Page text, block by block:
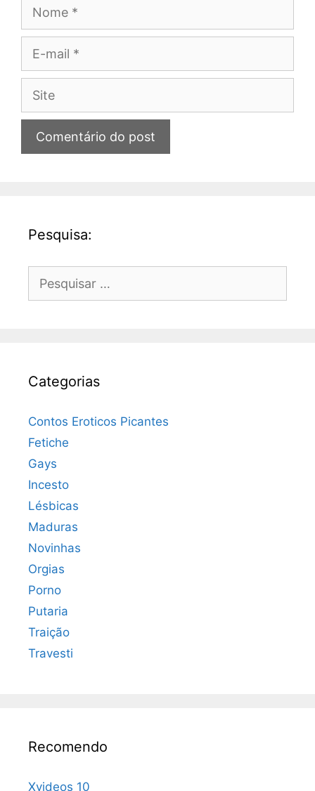
Site
Pesquisa:
por:
Categorias
Contos Eroticos Picantes
Fetiche
Gays
Incesto
Lésbicas
Maduras
Novinhas
Orgias
Porno
Putaria
Traição
Travesti
Recomendo
Xvideos 10